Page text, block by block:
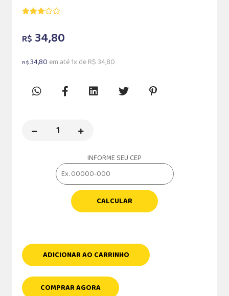
R$ 34,80
R$34,80 em até 1x de R$ 34,80
INFORME SEU CEP
CALCULAR
ADICIONAR AO CARRINHO
COMPRAR AGORA